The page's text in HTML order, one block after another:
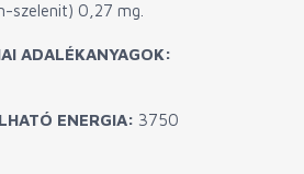
szelenit) 0,27 mg.
ADALÉKANYAGOK:
ENERGIA: 3750